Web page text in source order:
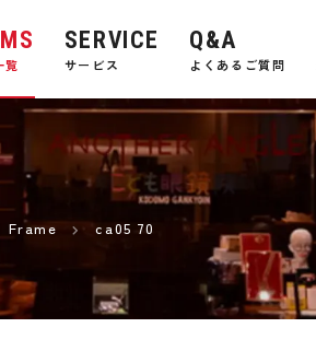
覧
SERVICE
サービス
Q&A
よくあるご質問
Frame ca05 70